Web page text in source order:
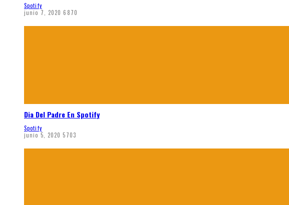
Spotify
junio 7, 2020 6870
Dia Del Padre En Spotify
Spotify
junio 5, 2020 5703